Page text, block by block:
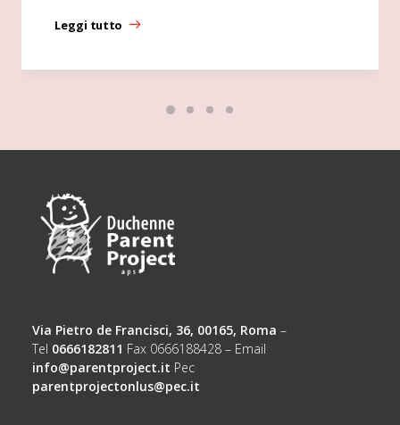
Leggi tutto
Via Pietro de Francisci, 36, 00165, Roma –
Tel 0666182811 Fax 0666188428 – Email
info@parentproject.it Pec
parentprojectonlus@pec.it